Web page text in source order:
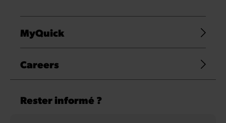
MyQuick
Careers
Rester informé ?